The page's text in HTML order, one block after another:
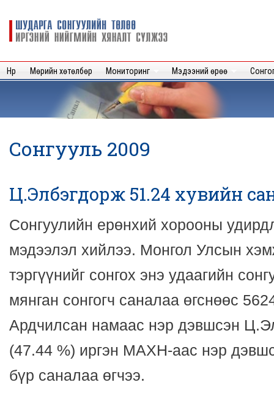
Шударга
сонгуулийн
нийгмийн
хяналт
Нүүр Мөрийн хөтөлбөр Мониторинг Мэдээний өрөө
Сонгууль 2009
Ц.Элбэгдорж 51.24 хувийн
Сонгуулийн ерөнхий хорооны
мэдээлэл хийлээ. Монгол Улсын
тэргүүнийг сонгох энэ удаагийн
мянган сонгогч саналаа өгснөөс
Ардчилсан намаас нэр дэвшсэн
(47.44 %) иргэн МАХН-аас нэр
бүр саналаа өгчээ.